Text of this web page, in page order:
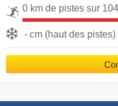
0 km de pistes sur
- cm (haut des pistes)